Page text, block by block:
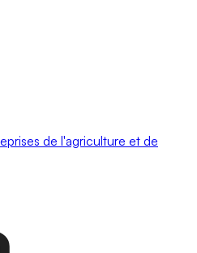
de l'agriculture et de